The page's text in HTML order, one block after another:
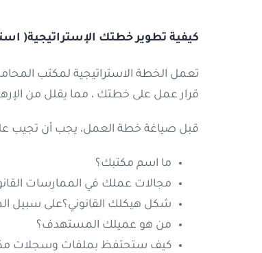
كيفية تطوير خطتك الإستراتيجية(
تعمل الخطة الاستراتيجية لمكتب
قرار عمل على خطتك ، مما يقلل من
قبل صياغة خطة العمل، يجب أن تجيب
ما اسم مكتبك؟
مجالات عملك في الممارسات
شكل هيكلك القانوني؟على سبيل
من هو عميلك المستهدف؟
كيف ستحتفظ بملفات وسجلات مكتب